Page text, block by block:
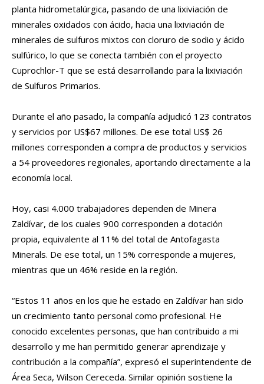
planta hidrometalúrgica, pasando de una lixiviación de
minerales oxidados con ácido, hacia una lixiviación de
minerales de sulfuros mixtos con cloruro de sodio y ácido
sulfúrico, lo que se conecta también con el proyecto
Cuprochlor-T que se está desarrollando para la lixiviación
de Sulfuros Primarios.
Durante el año pasado, la compañía adjudicó 123 contratos
y servicios por US$67 millones. De ese total US$ 26
millones corresponden a compra de productos y servicios
a 54 proveedores regionales, aportando directamente a la
economía local.
Hoy, casi 4.000 trabajadores dependen de Minera
Zaldívar, de los cuales 900 corresponden a dotación
propia, equivalente al 11% del total de Antofagasta
Minerals. De ese total, un 15% corresponde a mujeres,
mientras que un 46% reside en la región.
“Estos 11 años en los que he estado en Zaldívar han sido
un crecimiento tanto personal como profesional. He
conocido excelentes personas, que han contribuido a mi
desarrollo y me han permitido generar aprendizaje y
contribución a la compañía”, expresó el superintendente de
Área Seca, Wilson Cereceda. Similar opinión sostiene la